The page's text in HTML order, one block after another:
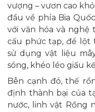
vượng – vươn cao
đầu về phía Bia
với văn hóa và
cấu phức tạp, để lột
sử dụng vật liệu
sóng, khéo léo giấu
Bên cạnh đó, thế
định thành bại của
nước, linh vật Rồng